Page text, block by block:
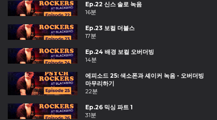
Ep.22 신스 솔로 녹음
16분
Ep.23 보컬 더블스
17분
Ep.24 배경 보컬 오버더빙
14분
에피소드 25: 색소폰과 셰이커 녹음 - 오버더빙
마무리하기
22분
Ep.26 믹싱 파트 1
31분